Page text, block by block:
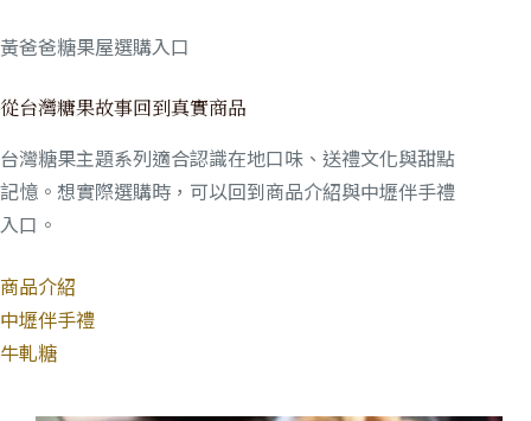
黃爸爸糖果屋選購入口
從台灣糖果故事回到真實商品
台灣糖果主題系列適合認識在地口味、送禮文化與甜點
記憶。想實際選購時，可以回到商品介紹與中壢伴手禮
入口。
商品介紹
中壢伴手禮
牛軋糖